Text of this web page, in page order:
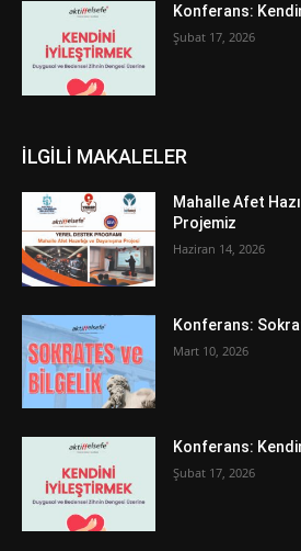
Konferans:
Şubat 17, 2026
İLGİLİ MAKALELER
Mahalle Afet
Projemiz
Haziran 14, 2026
Konferans:
Mart 10, 2026
Konferans:
Şubat 17, 2026